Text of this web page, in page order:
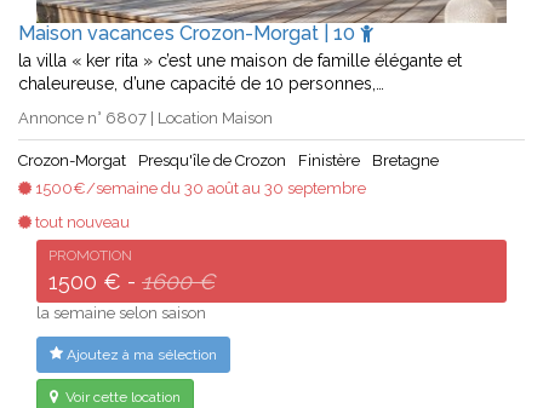
Maison vacances Crozon-Morgat | 10
la villa « ker rita » c’est une maison de famille élégante et
chaleureuse, d’une capacité de 10 personnes,…
Annonce n° 6807 | Location Maison
Crozon-Morgat Presqu'île de Crozon Finistère
Bretagne
1500€/semaine du 30 août au 30 septembre
tout nouveau
PROMOTION
1500 € - 1600 €
la semaine selon saison
Ajoutez à ma sélection
Voir cette location